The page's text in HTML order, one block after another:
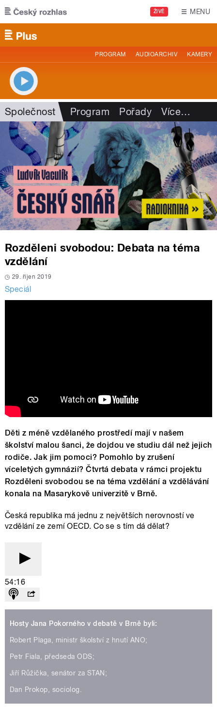
Přejít k hlavnímu obsahu
ŽIVĚ MENU
PROGRAM AUDIOARCHIV KAMERY
Společnost Program Pořady Více…
Rozděleni svobodou: Debata na téma
vzdělání
29. říjen 2019
Speciál
Děti z méně vzdělaného prostředí mají v našem
školství malou šanci, že dojdou ve studiu dál než jejich
rodiče. Jak jim pomoci? Pomohlo by zrušení
víceletých gymnázií? Čtvrtá debata v rámci projektu
Rozděleni svobodou se na téma vzdělání a vzdělávání
konala na Masarykově univerzitě v Brně.
Česká republika má jednu z největších nerovností ve
vzdělání ze zemí OECD. Co se s tím dá dělat?
54:16
Hosty Jana Pokorného v debatě v Brně byli:
Robert Plaga, ministr školství z hnutí ANO;
Petr Fiala, předseda ODS;
Jiří Růžička, senátor za STAN;
Dan Prokop, sociolog.